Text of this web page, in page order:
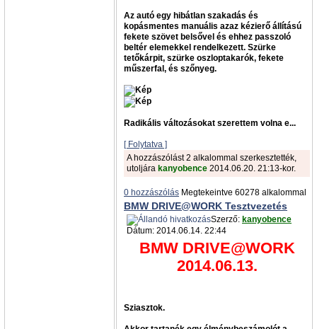
Az autó egy hibátlan szakadás és
kopásmentes manuális azaz kézierő állítású
fekete szövet belsővel és ehhez passzoló
beltér elemekkel rendelkezett. Szürke
tetőkárpit, szürke oszloptakarók, fekete
műszerfal, és szőnyeg.
Radikális változásokat szerettem volna e...
[ Folytatva ]
A hozzászólást 2 alkalommal szerkesztették,
utoljára kanyobence 2014.06.20. 21:13-kor.
0 hozzászólás Megtekeintve 60278 alkalommal
BMW DRIVE@WORK Tesztvezetés
Szerző: kanyobence
Dátum: 2014.06.14. 22:44
BMW DRIVE@WORK
2014.06.13.
Sziasztok.